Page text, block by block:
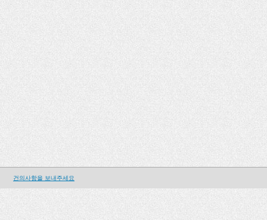
건의사항을 보내주세요